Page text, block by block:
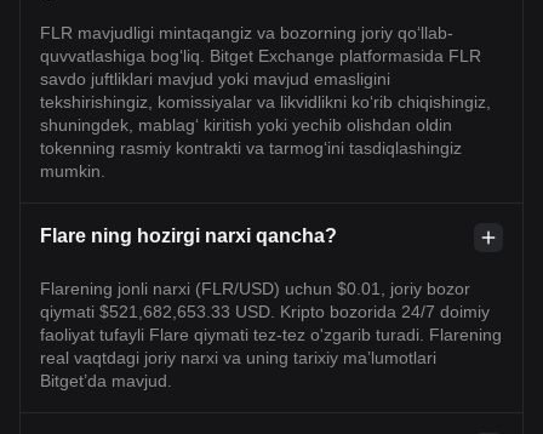
FLR mavjudligi mintaqangiz va bozorning joriy qo‘llab-
quvvatlashiga bog‘liq. Bitget Exchange platformasida FLR
savdo juftliklari mavjud yoki mavjud emasligini
tekshirishingiz, komissiyalar va likvidlikni ko‘rib chiqishingiz,
shuningdek, mablag‘ kiritish yoki yechib olishdan oldin
tokenning rasmiy kontrakti va tarmog‘ini tasdiqlashingiz
mumkin.
Flare ning hozirgi narxi qancha?
Flarening jonli narxi (FLR/USD) uchun $0.01, joriy bozor
qiymati $521,682,653.33 USD. Kripto bozorida 24/7 doimiy
faoliyat tufayli Flare qiymati tez-tez o'zgarib turadi. Flarening
real vaqtdagi joriy narxi va uning tarixiy maʼlumotlari
Bitget’da mavjud.